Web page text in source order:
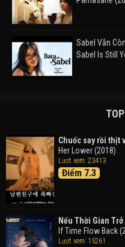
Sabel Vẫn
Sabel Is Still
Takas (2024)
Thám Tử
Đen
Detective
Trong Tranh
Doraemon
Chuốc say rồi thịt
Her Lower (2018)
Lượt xem: 23413
Điểm 7.3
Nếu Thời Gian Trở
If Time Flow Back
Lượt xem: 15261